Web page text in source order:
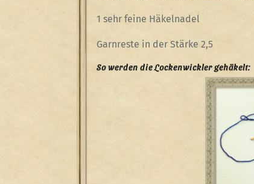
1 sehr feine Häkelnadel
Garnreste in der Stärke 2,5
So werden die Lockenwickler gehäkelt: